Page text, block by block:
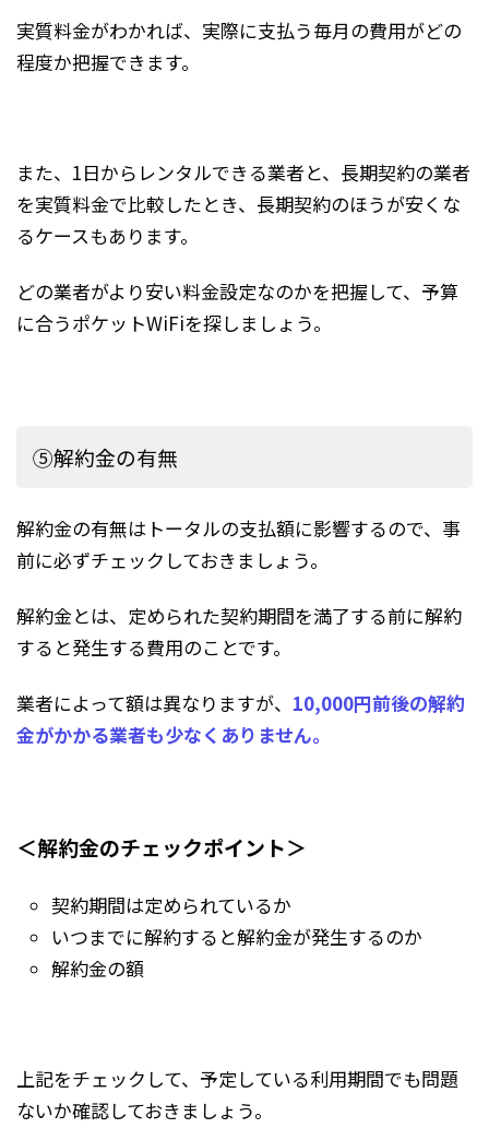
実質料金がわかれば、実際に支払う毎月の費用がどの
程度か把握できます。
また、1日からレンタルできる業者と、長期契約の業者
を実質料金で比較したとき、長期契約のほうが安くな
るケースもあります。
どの業者がより安い料金設定なのかを把握して、予算
に合うポケットWiFiを探しましょう。
⑤解約金の有無
解約金の有無はトータルの支払額に影響するので、事
前に必ずチェックしておきましょう。
解約金とは、定められた契約期間を満了する前に解約
すると発生する費用のことです。
業者によって額は異なりますが、 10,000円前後の解約
金がかかる業者も少なくありません。
＜解約金のチェックポイント＞
契約期間は定められているか
いつまでに解約すると解約金が発生するのか
解約金の額
上記をチェックして、予定している利用期間でも問題
ないか確認しておきましょう。